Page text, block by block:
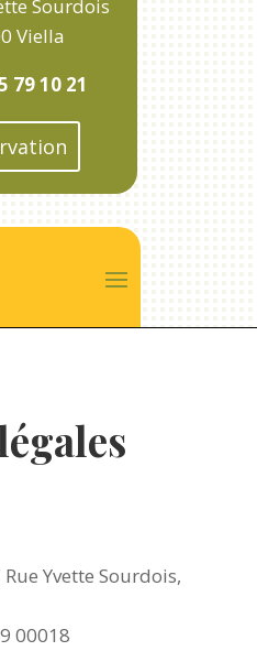
Sourdois
Viella
79 10 21
Rue Yvette Sourdois,
00018